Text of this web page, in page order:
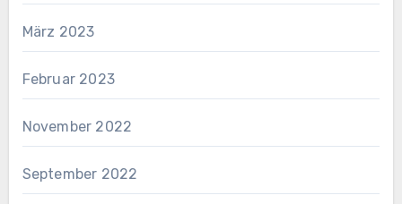
März 2023
Februar 2023
November 2022
September 2022